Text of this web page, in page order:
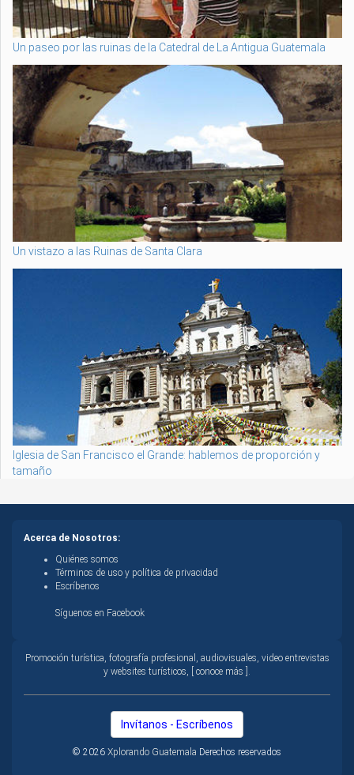
Un paseo por las ruinas de la Catedral de La Antigua Guatemala
Un vistazo a las Ruinas de Santa Clara
Iglesia de San Francisco el Grande: hablemos de proporción y
tamaño
Acerca de Nosotros:
Quiénes somos
Términos de uso y política de privacidad
Escríbenos
Síguenos en Facebook
Promoción turística, fotografía profesional, audiovisuales, video entrevistas
y websites turísticos, [ conoce más ].
Invítanos - Escríbenos
© 2026 Xplorando Guatemala Derechos reservados